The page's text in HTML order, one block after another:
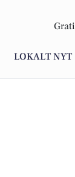
LOKALT NYT